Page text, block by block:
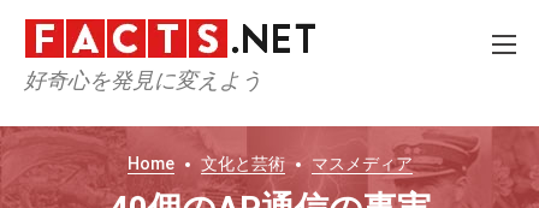
好奇心を発見に変えよう
Home 文化と芸術 マスメディア